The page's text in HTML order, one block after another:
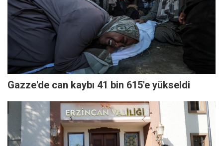
Gazze'de can kaybı 41 bin 615'e yükseldi